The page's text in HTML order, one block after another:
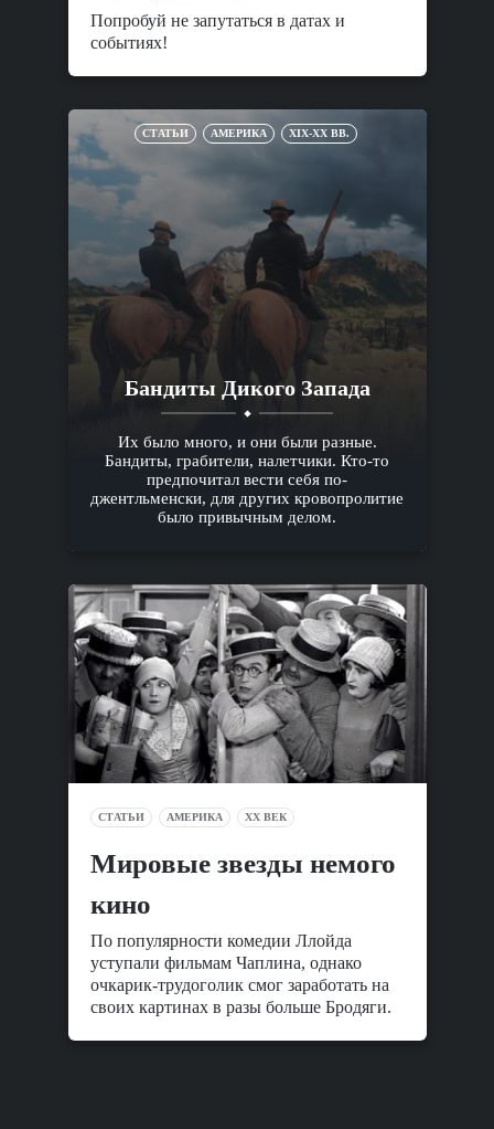
Попробуй не запутаться в датах и
событиях!
СТАТЬИ АМЕРИКА XIX-XX ВВ.
Бандиты Дикого Запада
Их было много, и они были разные.
Бандиты, грабители, налетчики. Кто-то
предпочитал вести себя по-
джентльменски, для других кровопролитие
было привычным делом.
СТАТЬИ АМЕРИКА XX ВЕК
Мировые звезды немого
кино
По популярности комедии Ллойда
уступали фильмам Чаплина, однако
очкарик-трудоголик смог заработать на
своих картинах в разы больше Бродяги.